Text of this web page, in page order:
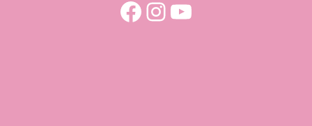
Facebook
Instagram
YouTube